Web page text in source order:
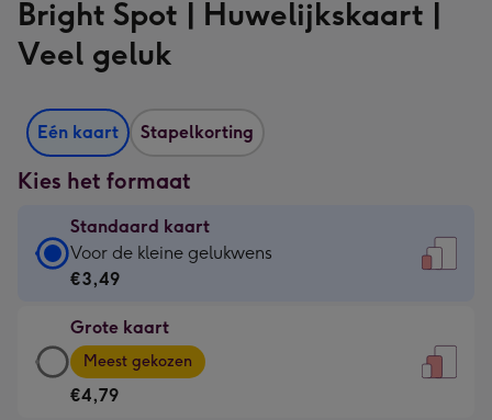
Bright Spot | Huwelijkskaart |
Veel geluk
Eén kaart Stapelkorting
Kies het formaat
Standaard kaart
Standaard
kaart
€3,49
-
Voor
Voor de kleine gelukwens
€3,49
Grote kaart
Grote
kaart
-
Meest gekozen
€4,79